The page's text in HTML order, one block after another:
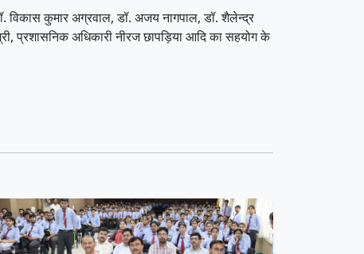
विकास कुमार अग्रवाल, डॉ. अजय नागपाल, डॉ. शैलेन्द्र
प्रशासनिक अधिकारी नीरज छापड़िया आदि का सहयोग के